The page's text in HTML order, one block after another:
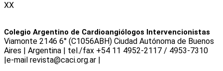
XX
Colegio Argentino de Cardioangiólogos Intervencionistas
Viamonte 2146 6° (C1056ABH) Ciudad Autónoma de Buenos
Aires | Argentina | tel./fax +54 11 4952-2117 / 4953-7310
|e-mail revista@caci.org.ar |